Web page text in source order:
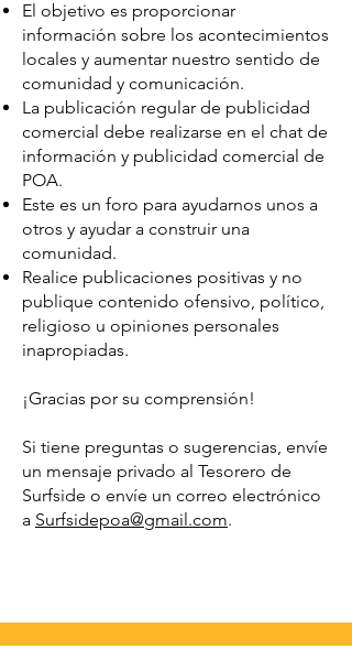
El objetivo es proporcionar
información sobre los acontecimientos
locales y aumentar nuestro sentido de
comunidad y comunicación.
La publicación regular de publicidad
comercial debe realizarse en el chat de
información y publicidad comercial de
POA.
Este es un foro para ayudarnos unos a
otros y ayudar a construir una
comunidad.
Realice publicaciones positivas y no
publique contenido ofensivo, político,
religioso u opiniones personales
inapropiadas.
¡Gracias por su comprensión!
Si tiene preguntas o sugerencias, envíe
un mensaje privado al Tesorero de
Surfside o envíe un correo electrónico
a Surfsidepoa@gmail.com.